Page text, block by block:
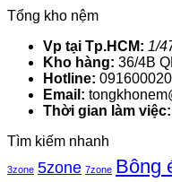
Tổng kho nệm
Vp tại Tp.HCM: 1/
Kho hàng: 36/4B
Hotline:
Email:
Thời gian làm việc:
Tìm kiếm nhanh
3zone 5zone 7zone Bông